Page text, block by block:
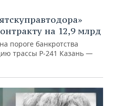
на 12,9 млрд
пороге банкротства
трассы Р‑241 Казань —